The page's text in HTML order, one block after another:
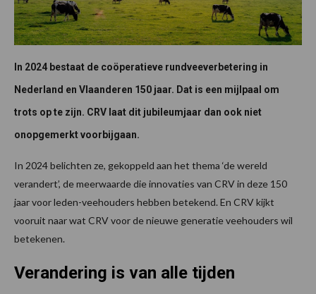
In 2024 bestaat de coöperatieve rundveeverbetering in
Nederland en Vlaanderen 150 jaar. Dat is een mijlpaal om
trots op te zijn. CRV laat dit jubileumjaar dan ook niet
onopgemerkt voorbijgaan.
In 2024 belichten ze, gekoppeld aan het thema ‘de wereld
verandert’, de meerwaarde die innovaties van CRV in deze 150
jaar voor leden-veehouders hebben betekend. En CRV kijkt
vooruit naar wat CRV voor de nieuwe generatie veehouders wil
betekenen.
Verandering is van alle tijden